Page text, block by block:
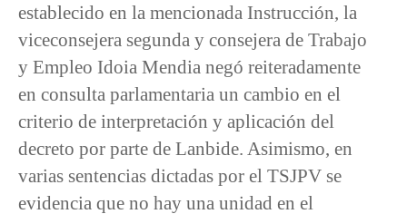
establecido en la mencionada Instrucción, la
viceconsejera segunda y consejera de Trabajo
y Empleo Idoia Mendia negó reiteradamente
en consulta parlamentaria un cambio en el
criterio de interpretación y aplicación del
decreto por parte de Lanbide. Asimismo, en
varias sentencias dictadas por el TSJPV se
evidencia que no hay una unidad en el